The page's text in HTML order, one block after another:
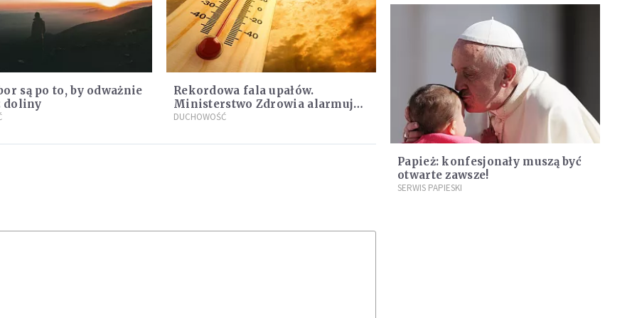
są po to, by odważnie
doliny
Rekordowa fala upałów.
Ministerstwo Zdrowia alarmuje
po doświadczeniach z czerwca
DUCHOWOŚĆ
Papież: konfesjonały muszą być
otwarte zawsze!
SERWIS PAPIESKI